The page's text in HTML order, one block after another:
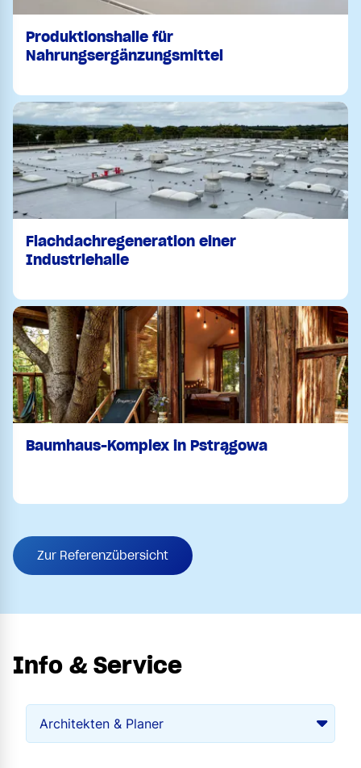
Produktionshalle für
Nahrungsergänzungsmittel
Flachdachregeneration einer
Industriehalle
Baumhaus-Komplex in Pstrągowa
Zur Referenzübersicht
Info & Service